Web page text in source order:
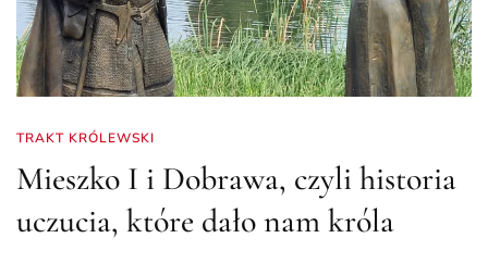
TRAKT KRÓLEWSKI
Mieszko I i Dobrawa, czyli historia
uczucia, które dało nam króla